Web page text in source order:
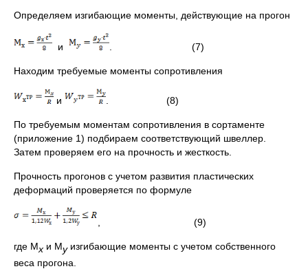
Определяем изгибающие моменты, действующие на прогон
и . (7)
Находим требуемые моменты сопротивления
и . (8)
По требуемым моментам сопротивления в сортаменте
(приложение 1) подбираем соответствующий швеллер.
Затем проверяем его на прочность и жесткость.
Прочность прогонов с учетом развития пластических
деформаций проверяется по формуле
, (9)
где Мх и Муизгибающие моменты с учетом собственного
веса прогона.